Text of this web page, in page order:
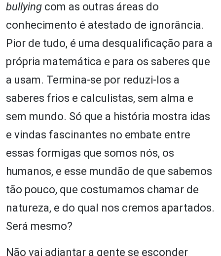
bullying com as outras áreas do
conhecimento é atestado de ignorância.
Pior de tudo, é uma desqualificação para a
própria matemática e para os saberes que
a usam. Termina-se por reduzi-los a
saberes frios e calculistas, sem alma e
sem mundo. Só que a história mostra idas
e vindas fascinantes no embate entre
essas formigas que somos nós, os
humanos, e esse mundão de que sabemos
tão pouco, que costumamos chamar de
natureza, e do qual nos cremos apartados.
Será mesmo?
Não vai adiantar a gente se esconder